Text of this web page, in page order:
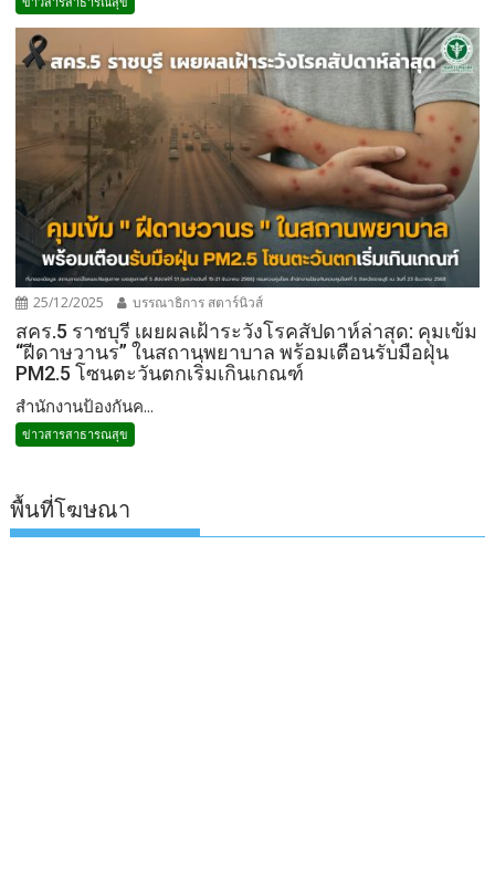
25/12/2025 บรรณาธิการ สตาร์นิวส์
สคร.5 ราชบุรี เผยผลเฝ้าระวังโรคสัปดาห์ล่าสุด: คุมเข้ม
“ฝีดาษวานร” ในสถานพยาบาล พร้อมเตือนรับมือฝุ่น
PM2.5 โซนตะวันตกเริ่มเกินเกณฑ์
สำนักงานป้องกันค...
ข่าวสารสาธารณสุข
พื้นที่โฆษณา